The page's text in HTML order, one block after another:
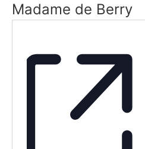
Madame de Berry